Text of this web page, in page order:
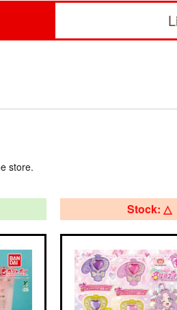
store.
Stock: △